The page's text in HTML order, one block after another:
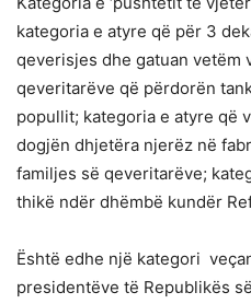
kategoria e atyre që për 3
qeverisjes dhe gatuan vetëm
qeveritarëve që përdorën
popullit; kategoria e atyre që
dogjën dhjetëra njerëz në
familjes së qeveritarëve;
thikë ndër dhëmbë kundër
Është edhe një kategori
presidentëve të Republikës